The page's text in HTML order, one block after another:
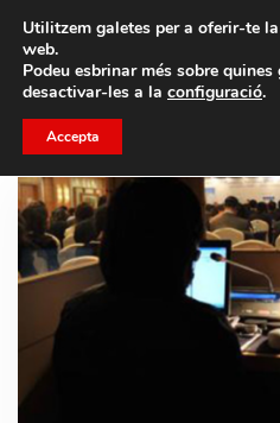
Porta un amic i emporteu-vos
descompte.
Utilitzem galetes per a oferir-te
web.
Podeu esbrinar més sobre
desactivar-les a la configuració.
Accepta